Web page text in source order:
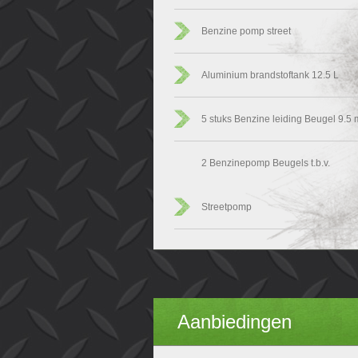
Benzine pomp street
Aluminium brandstoftank 12.5 L
5 stuks Benzine leiding Beugel 9.5
2 Benzinepomp Beugels t.b.v.
Streetpomp
Aanbiedingen